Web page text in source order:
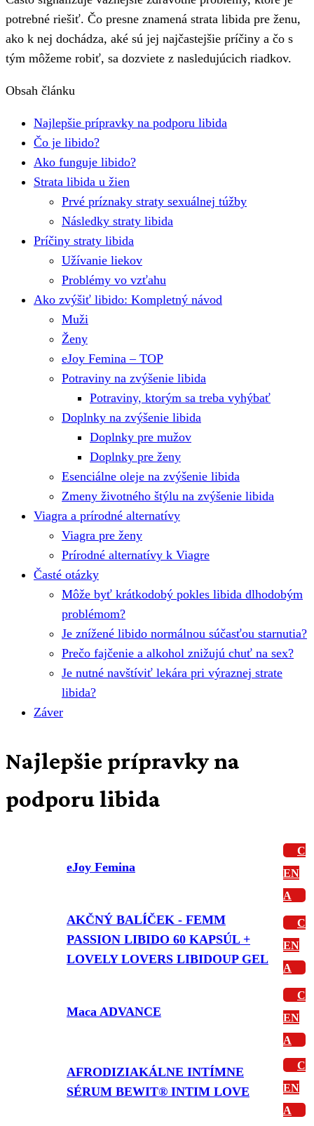
potrebné riešiť. Čo presne znamená strata libida pre ženu,
ako k nej dochádza, aké sú jej najčastejšie príčiny a čo s
tým môžeme robiť, sa dozviete z nasledujúcich riadkov.
Obsah článku
Najlepšie prípravky na podporu libida
Čo je libido?
Ako funguje libido?
Strata libida u žien
Prvé príznaky straty sexuálnej túžby
Následky straty libida
Príčiny straty libida
Užívanie liekov
Problémy vo vzťahu
Ako zvýšiť libido: Kompletný návod
Muži
Ženy
eJoy Femina – TOP
Potraviny na zvýšenie libida
Potraviny, ktorým sa treba vyhýbať
Doplnky na zvýšenie libida
Doplnky pre mužov
Doplnky pre ženy
Esenciálne oleje na zvýšenie libida
Zmeny životného štýlu na zvýšenie libida
Viagra a prírodné alternatívy
Viagra pre ženy
Prírodné alternatívy k Viagre
Časté otázky
Môže byť krátkodobý pokles libida dlhodobým
problémom?
Je znížené libido normálnou súčasťou starnutia?
Prečo fajčenie a alkohol znižujú chuť na sex?
Je nutné navštíviť lekára pri výraznej strate
libida?
Záver
Najlepšie prípravky na
podporu libida
eJoy Femina
C
EN
A
AKČNÝ BALÍČEK - FEMM
PASSION LIBIDO 60 KAPSÚL +
LOVELY LOVERS LIBIDOUP GEL
C
EN
A
Maca ADVANCE
C
EN
A
AFRODIZIAKÁLNE INTÍMNE
SÉRUM BEWIT® INTIM LOVE
C
EN
A